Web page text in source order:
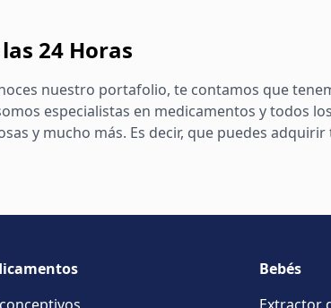
24 Horas
nuestro portafolio, te contamos que
especialistas en medicamentos y todos
y mucho más. Es decir, que puedes
Bebés